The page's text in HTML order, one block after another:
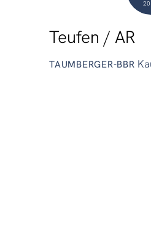
Teufen / AR
TAUMBERGER-BBR